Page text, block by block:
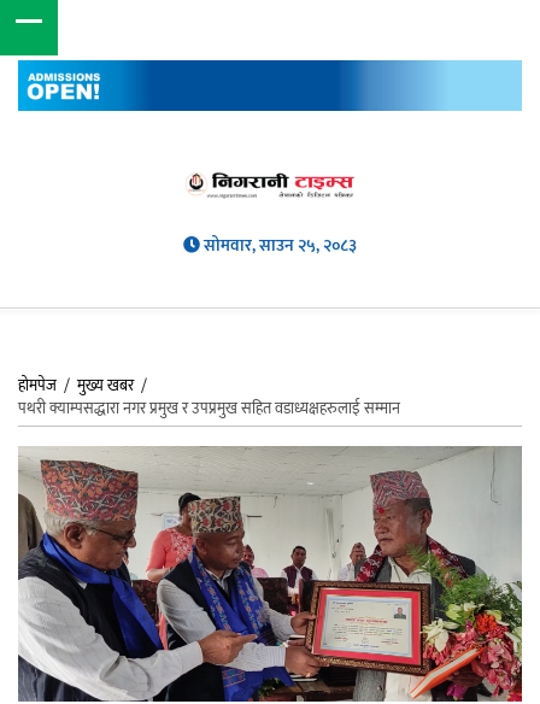
सोमवार, साउन २५, २०८३
होमपेज /मुख्य खबर/
पथरी क्याम्पसद्धारा नगर प्रमुख र उपप्रमुख सहित वडाध्यक्षहरुलाई सम्मान